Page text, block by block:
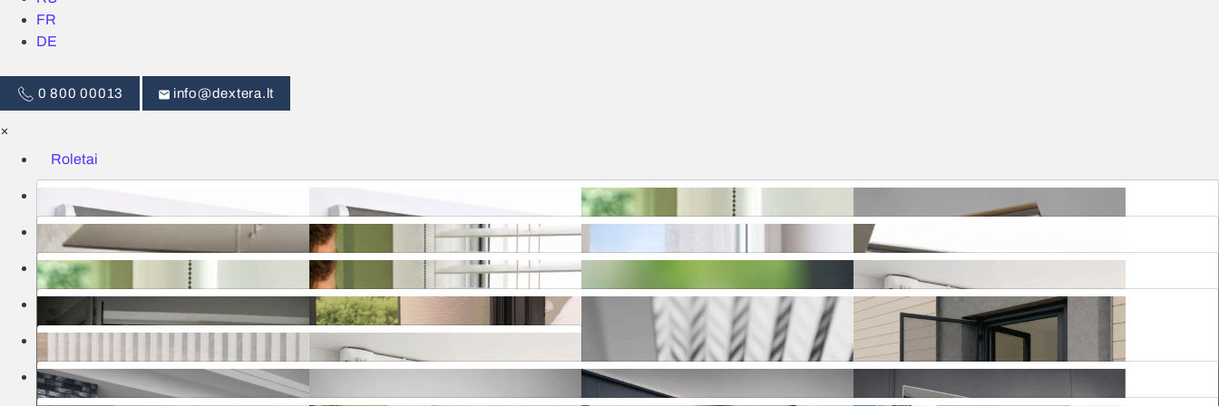
FR
DE
0 800 00013 info@dextera.lt
×
Roletai
Išmanus valdymas
Tinkleliai
Užuolaidos
Markizės